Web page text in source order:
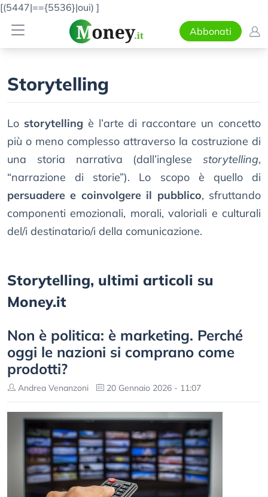
[(5447|=={5536}|oui) ]
Abbonati
Storytelling
Lo storytelling è l’arte di raccontare un concetto
più o meno complesso attraverso la costruzione di
una storia narrativa (dall’inglese storytelling,
“narrazione di storie”). Lo scopo è quello di
persuadere e coinvolgere il pubblico, sfruttando
componenti emozionali, morali, valoriali e culturali
del/i destinatario/i della comunicazione.
Storytelling, ultimi articoli su
Money.it
Non è politica: è marketing. Perché
oggi le nazioni si comprano come
prodotti?
Andrea Venanzoni 20 Gennaio 2026 - 11:07